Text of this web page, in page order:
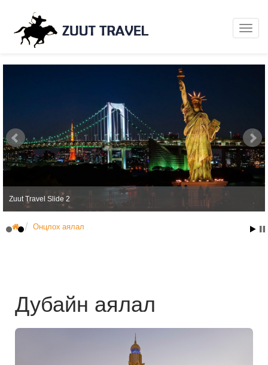
Zuut Travel Slide 2
Онцлох аялал
Дубайн аялал